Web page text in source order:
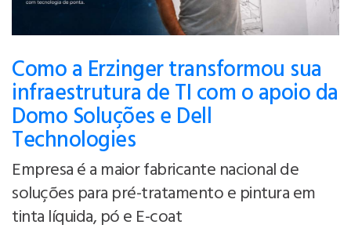
Como a Erzinger transformou sua
infraestrutura de TI com o apoio da
Domo Soluções e Dell
Technologies
Empresa é a maior fabricante nacional de
soluções para pré-tratamento e pintura em
tinta líquida, pó e E-coat